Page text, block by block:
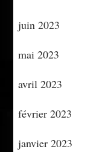
juin 2023
mai 2023
avril 2023
février 2023
janvier 2023